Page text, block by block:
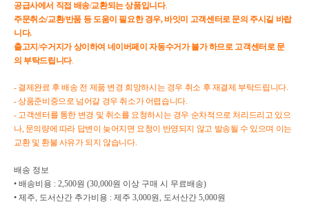
공급사에서 직접 배송/교환되는상품입니다.
주문취소/교환/반품 등 도움이 필요한 경우, 바잇미 고객센터로 문의 주시길 바랍
니다.
출고지 /수거지가 상이하여 네이버페이 자동수거가 불가하므로고객센터로문
의 부탁드립니다.
- 결제완료 후 배송 전 제품 변경 희망하시는 경우 취소 후 재결제 부탁드립니다.
- 상품준비중으로 넘어갈 경우 취소가 어렵습니다.
- 고객센터를 통한 변경 및 취소를 요청하시는 경우 순차적으로 처리드리고 있으
나, 문의량에 따라 답변이 늦어지면 요청이 반영되지 않고 발송될 수 있으며 이는
교환 및 환불 사유가 되지 않습니다.
배송 정보
• 배송비용 : 2,500원 (30,000원 이상 구매 시 무료배송)
• 제주, 도서산간 추가비용 : 제주 3,000원, 도서산간 5,000원